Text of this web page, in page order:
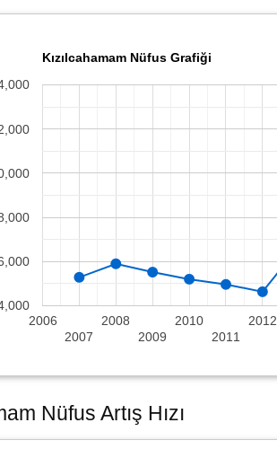
Kızılcahamam Nüfus Grafiği
2006
2007
2008
2009
2010
2011
2012
Nüfus Artış Hızı